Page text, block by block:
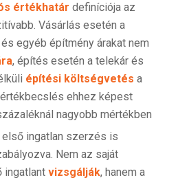
értékhatár definíciója az
Vásárlás esetén a
egyéb építmény árakat nem
, építés esetén a telekár és
építési költségvetés a
ehhez képest
nagyobb mértékben
első ingatlan szerzés is
Nem az saját
ingatlant vizsgálják, hanem a